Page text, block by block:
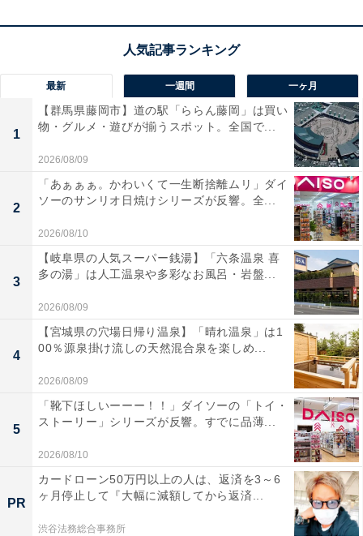
「プライム会員」なら便利でお得な特典が全部使
い放題！
Amazonプライムは、月額600円（税込）または年間
5900円（税込）で、多彩な特典を提供する会員制プログ
ラムです。
Amazonプライム会員になると、以下のようなさまざま
なサービスを利用できるようになります。
・動画配信サービスの「Prime Video」
・音楽配信サービスの「Amazon Music Prime」
・写真やビデオを保存できるオンラインストレージサー
ビスの「Amazon Photos」
・Kindle本を追加料金なしで読み放題の「Prime
Reading」
・会員限定先行タイムセール
最新 一週間 一ヶ月
1
【群馬県藤岡市】道の駅「ららん藤岡」は買い
物・グルメ・遊びが揃うスポット。全国で...
2026/08/09
2
「あぁぁぁ。かわいくて一生断捨離ムリ」ダイ
ソーのサンリオ日焼けシリーズが反響。全...
2026/08/10
3
【岐阜県の人気スーパー銭湯】「六条温泉 喜
多の湯」は人工温泉や多彩なお風呂・岩盤...
2026/08/09
4
【宮城県の穴場日帰り温泉】「晴れ温泉」は1
00％源泉掛け流しの天然混合泉を楽しめ...
2026/08/09
5
「靴下ほしいーーー！！」ダイソーの「トイ・
ストーリー」シリーズが反響。すでに品薄...
2026/08/10
PR
カードローン50万円以上の人は、返済を3～6
ヶ月停止して『大幅に減額してから返済...
渋谷法務総合事務所